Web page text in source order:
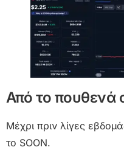
Από το πουθενά
Μέχρι πριν λίγες
το SOON.